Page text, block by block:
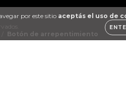
por este sitio aceptás el uso de
Botón de arrepentimiento